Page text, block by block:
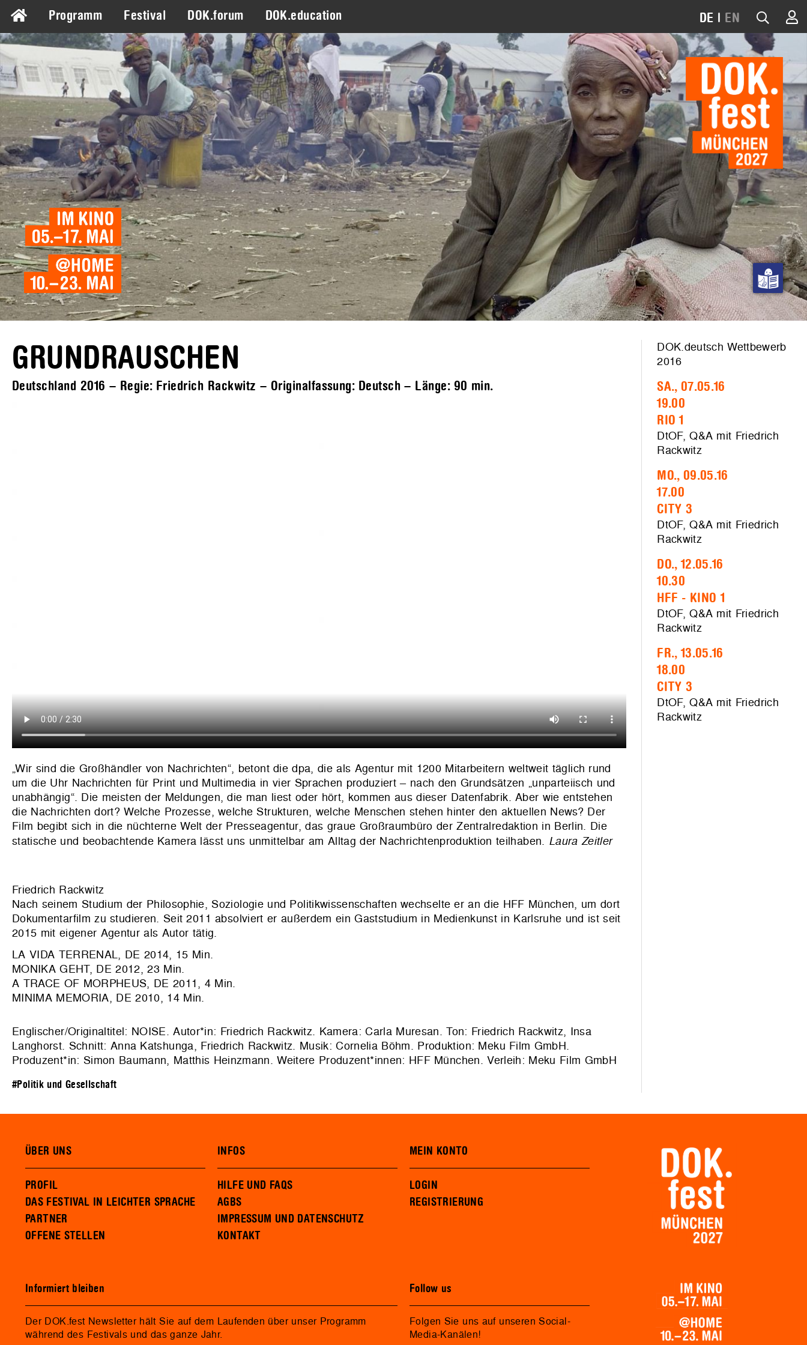
Programm Festival DOK.forum DOK.education DE | EN
GRUNDRAUSCHEN
Deutschland 2016 – Regie: Friedrich Rackwitz – Originalfassung: Deutsch – Länge: 90 min.
„Wir sind die Großhändler von Nachrichten“, betont die dpa, die als Agentur mit 1200 Mitarbeitern weltweit täglich rund
um die Uhr Nachrichten für Print und Multimedia in vier Sprachen produziert–nach den Grundsätzen „unparteiisch und
unabhängig“. Die meisten der Meldungen, die man liest oder hört, kommen aus dieser Datenfabrik. Aber wie entstehen
die Nachrichten dort? Welche Prozesse, welche Strukturen, welche Menschen stehen hinter den aktuellen News? Der
Film begibt sich in die nüchterne Welt der Presseagentur, das graue Großraumbüro der Zentralredaktion in Berlin. Die
statische und beobachtende Kamera lässt uns unmittelbar am Alltag der Nachrichtenproduktion teilhaben. Laura Zeitler
Friedrich Rackwitz
Nach seinem Studium der Philosophie, Soziologie und Politikwissenschaften wechselte er an die HFF München, um dort
Dokumentarfilm zu studieren. Seit 2011 absolviert er außerdem ein Gaststudium in Medienkunst in Karlsruhe und ist seit
2015 mit eigener Agentur als Autor tätig.
LA VIDA TERRENAL, DE 2014, 15 Min.
MONIKA GEHT, DE 2012, 23 Min.
A TRACE OF MORPHEUS, DE 2011, 4 Min.
MINIMA MEMORIA, DE 2010, 14 Min.
Englischer/Originaltitel: NOISE. Autor*in: Friedrich Rackwitz. Kamera: Carla Muresan. Ton: Friedrich Rackwitz, Insa
Langhorst. Schnitt: Anna Katshunga, Friedrich Rackwitz. Musik: Cornelia Böhm. Produktion: Meku Film GmbH.
Produzent*in: Simon Baumann, Matthis Heinzmann. Weitere Produzent*innen: HFF München. Verleih: Meku Film GmbH
#Politik und Gesellschaft
DOK.deutsch Wettbewerb
2016
SA., 07.05.16
19.00
RIO 1
DtOF, Q&A mit Friedrich
Rackwitz
MO., 09.05.16
17.00
CITY 3
DtOF, Q&A mit Friedrich
Rackwitz
DO., 12.05.16
10.30
HFF - KINO 1
DtOF, Q&A mit Friedrich
Rackwitz
FR., 13.05.16
18.00
CITY 3
DtOF, Q&A mit Friedrich
Rackwitz
ÜBER UNS
PROFIL
DAS FESTIVAL IN LEICHTER SPRACHE
PARTNER
OFFENE STELLEN
INFOS
HILFE UND FAQS
AGBS
IMPRESSUM UND DATENSCHUTZ
KONTAKT
MEIN KONTO
LOGIN
REGISTRIERUNG
Informiert bleiben
Der DOK.fest Newsletter hält Sie auf dem Laufenden über unser Programm
während des Festivals und das ganze Jahr.
Follow us
Folgen Sie uns auf unseren Social-
Media-Kanälen!